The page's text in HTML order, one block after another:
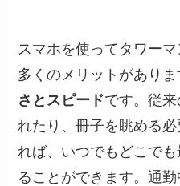
スマホを使ってタワー
多くのメリットがあり
さとスピードです。従
れたり、冊子を眺める
れば、いつでもどこで
ることができます。通